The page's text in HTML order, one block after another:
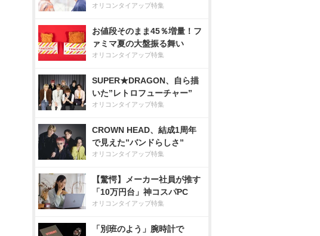
オリコンタイアップ特集
お値段そのまま45％増量！フ
ァミマ夏の大盤振る舞い
オリコンタイアップ特集
SUPER★DRAGON、自ら描
いた”レトロフューチャー”
オリコンタイアップ特集
CROWN HEAD、結成1周年
で見えた”バンドらしさ”
オリコンタイアップ特集
【驚愕】メーカー社員が推す
「10万円台」神コスパPC
オリコンタイアップ特集
「別班のよう」腕時計で